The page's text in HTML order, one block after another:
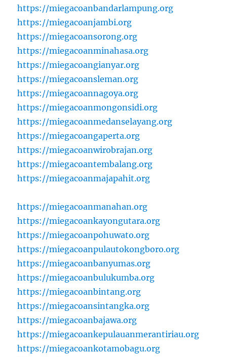
https://miegacoanbandarlampung.org
https://miegacoanjambi.org
https://miegacoansorong.org
https://miegacoanminahasa.org
https://miegacoangianyar.org
https://miegacoansleman.org
https://miegacoannagoya.org
https://miegacoanmongonsidi.org
https://miegacoanmedanselayang.org
https://miegacoangaperta.org
https://miegacoanwirobrajan.org
https://miegacoantembalang.org
https://miegacoanmajapahit.org
https://miegacoanmanahan.org
https://miegacoankayongutara.org
https://miegacoanpohuwato.org
https://miegacoanpulautokongboro.org
https://miegacoanbanyumas.org
https://miegacoanbulukumba.org
https://miegacoanbintang.org
https://miegacoansintangka.org
https://miegacoanbajawa.org
https://miegacoankepulauanmerantiriau.org
https://miegacoankotamobagu.org